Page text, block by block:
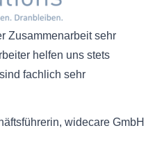
Zusammenarbeit sehr
helfen uns stets
fachlich sehr
widecare GmbH